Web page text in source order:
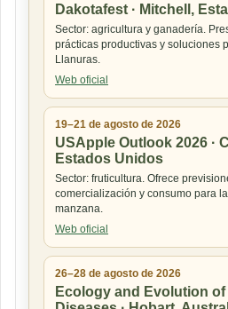
Dakotafest · Mitchell,
Sector: agricultura y ganadería.
prácticas productivas y soluciones
Llanuras.
Web oficial
19–21 de agosto de 2026
USApple Outlook 2026 ·
Estados Unidos
Sector: fruticultura. Ofrece
comercialización y consumo para
manzana.
Web oficial
26–28 de agosto de 2026
Ecology and Evolution